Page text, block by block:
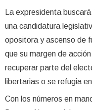
La expresidenta
una candidatura
opositora y ascenso de
que su margen de
recuperar parte del
libertarias o se refugia
Con los números en